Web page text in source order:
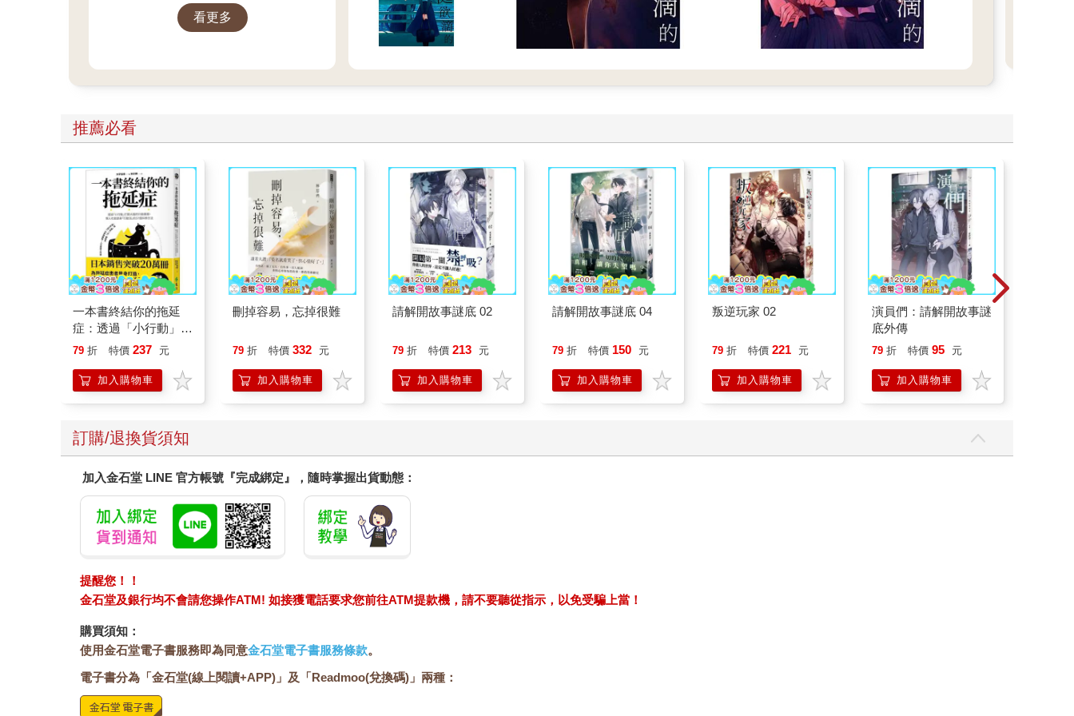
手，對她這麼說。
看更多
推薦必看
一本書終結你的拖延
症：透過「小行動」打
開大腦的行動開關，懶
的37個科學方法
79 折 特價 237 元
加入購物車
刪掉容易，忘掉很難
79 折 特價 332 元
加入購物車
請解開故事謎底 02
79 折 特價 213 元
加入購物車
請解開故事謎底 04
79 折 特價 150 元
加入購物車
叛逆玩家 02
79 折 特價 221 元
加入購物車
演員們：請解開故事謎
底外傳
79 折 特價 95 元
加入購物車
訂購/退換貨須知
加入金石堂 LINE 官方帳號『完成綁定』，隨時掌握出貨動態：
提醒您！！
金石堂及銀行均不會請您操作ATM! 如接獲電話要求您前往ATM提款機，請不要聽從指示，以免受騙上當！
購買須知：
使用金石堂電子書服務即為同意金石堂電子書服務條款。
電子書分為「金石堂(線上閱讀+APP)」及「Readmoo(兌換碼)」兩種：